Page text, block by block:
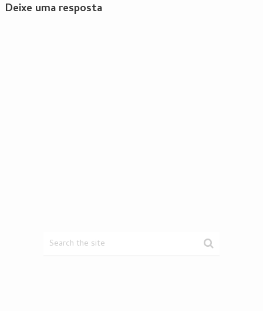
Deixe uma resposta